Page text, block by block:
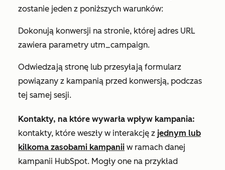
zostanie jeden z poniższych warunków:
Dokonują konwersji na stronie, której adres URL
zawiera parametry utm_campaign.
Odwiedzają stronę lub przesyłają formularz
powiązany z kampanią przed konwersją, podczas
tej samej sesji.
Kontakty, na które wywarła wpływ kampania:
kontakty, które weszły w interakcję z jednym lub
kilkoma zasobami kampanii w ramach danej
kampanii HubSpot. Mogły one na przykład